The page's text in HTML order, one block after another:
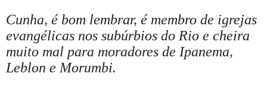
Cunha, é bom lembrar, é membro de igrejas
evangélicas nos subúrbios do Rio e cheira
muito mal para moradores de Ipanema,
Leblon e Morumbi.